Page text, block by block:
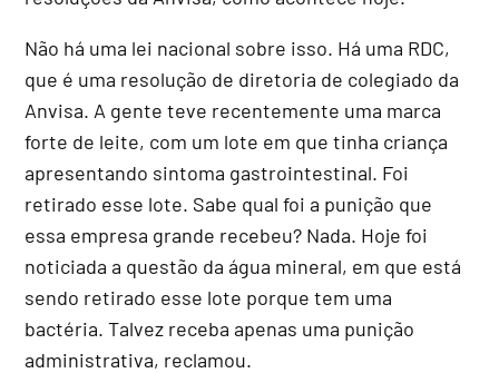
Não há uma lei nacional sobre isso. Há uma RDC,
que é uma resolução de diretoria de colegiado da
Anvisa. A gente teve recentemente uma marca
forte de leite, com um lote em que tinha criança
apresentando sintoma gastrointestinal. Foi
retirado esse lote. Sabe qual foi a punição que
essa empresa grande recebeu? Nada. Hoje foi
noticiada a questão da água mineral, em que está
sendo retirado esse lote porque tem uma
bactéria. Talvez receba apenas uma punição
administrativa, reclamou.